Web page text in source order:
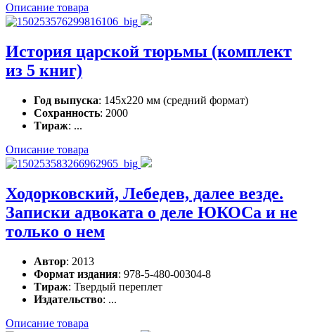
Описание товара
История царской тюрьмы (комплект
из 5 книг)
Год выпуска: 145x220 мм (средний формат)
Сохранность: 2000
Тираж: ...
Описание товара
Ходорковский, Лебедев, далее везде.
Записки адвоката о деле ЮКОСа и не
только о нем
Автор: 2013
Формат издания: 978-5-480-00304-8
Тираж: Твердый переплет
Издательство: ...
Описание товара